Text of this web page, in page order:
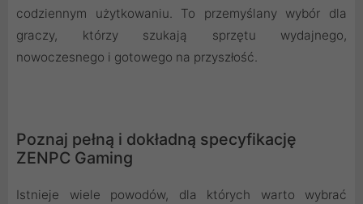
codziennym użytkowaniu. To przemyślany wybór dla
graczy, którzy szukają sprzętu wydajnego,
nowoczesnego i gotowego na przyszłość.
Poznaj pełną i dokładną specyfikację
ZENPC Gaming
Istnieje wiele powodów, dla których warto wybrać